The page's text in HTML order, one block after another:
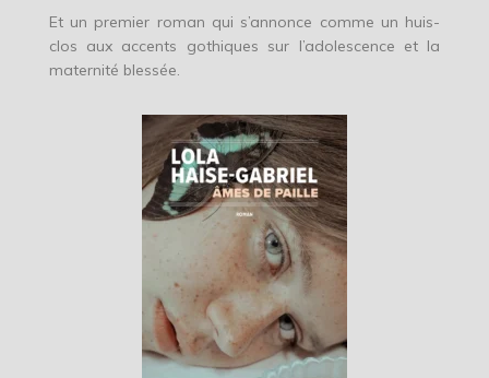
Et un premier roman qui s’annonce comme un huis-
clos aux accents gothiques sur l’adolescence et la
maternité blessée.